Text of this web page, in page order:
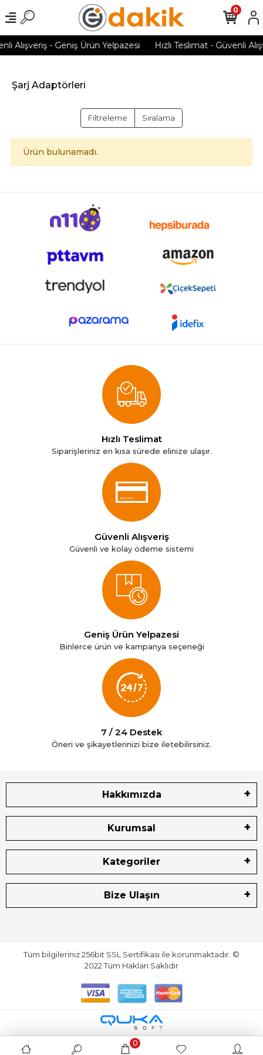
Alışveriş - Geniş Ürün Yelpazesi Hızlı Teslimat - Güvenli
0
Şarj Adaptörleri
Filtreleme Sıralama
Ürün bulunamadı.
Hızlı Teslimat
Siparişleriniz en kısa sürede elinize ulaşır.
Güvenli Alışveriş
Güvenli ve kolay ödeme sistemi
Geniş Ürün Yelpazesi
Binlerce ürün ve kampanya seçeneği
7 / 24 Destek
Öneri ve şikayetlerinizi bize iletebilirsiniz.
Hakkımızda
Kurumsal
Kategoriler
Bize Ulaşın
Tüm bilgileriniz 256bit SSL Sertifikası ile korunmaktadır. ©
2022Tüm Hakları Saklıdır
0